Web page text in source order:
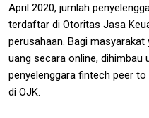
April 2020, jumlah
terdaftar di Otoritas Jasa
perusahaan. Bagi
uang secara online, dihimbau
penyelenggara fintech peer
di OJK.